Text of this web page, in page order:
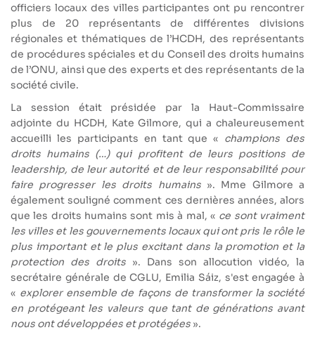
officiers locaux des villes participantes ont pu rencontrer
plus de 20 représentants de différentes divisions
régionales et thématiques de l’HCDH, des représentants
de procédures spéciales et du Conseil des droits humains
de l’ONU, ainsi que des experts et des représentants de la
société civile.
La session était présidée par la Haut-Commissaire
adjointe du HCDH, Kate Gilmore, qui a chaleureusement
accueilli les participants en tant que « champions des
droits humains (…) qui profitent de leurs positions de
leadership, de leur autorité et de leur responsabilité pour
faire progresser les droits humains». Mme Gilmore a
également souligné comment ces dernières années, alors
que les droits humains sont mis à mal, « ce sont vraiment
les villes et les gouvernements locaux qui ont pris le rôle le
plus important et le plus excitant dans la promotion et la
protection des droits ». Dans son allocution vidéo, la
secrétaire générale de CGLU, Emilia Sáiz, s'est engagée à
« explorer ensemble de façons de transformer la société
en protégeant les valeurs que tant de générations avant
nous ont développées et protégées ».